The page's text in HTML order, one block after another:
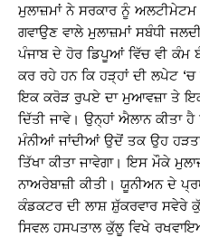
ਮੁਲਾਜ਼ਮਾਂ ਨੇ ਸਰਕਾਰ ਨੂੰ
ਗਵਾਉਣ ਵਾਲੇ ਮੁਲਾਜ਼ਮਾਂ ਸਬੰਧੀ
ਪੰਜਾਬ ਦੇ ਹੋਰ ਡਿਪੂਆਂ ਵਿੱਚ ਵੀ ਕੰਮ
ਕਰ ਰਹੇ ਹਨ ਕਿ ਹੜ੍ਹਾਂ ਦੀ ਲਪੇਟ
ਇਕ ਕਰੋੜ ਰੁਪਏ ਦਾ ਮੁਆਵਜ਼ਾ ਤੇ ਇਕ
ਦਿੱਤੀ ਜਾਵੇ। ਉਨ੍ਹਾਂ ਐਲਾਨ ਕੀਤਾ
ਮੰਨੀਆਂ ਜਾਂਦੀਆਂ ਉਦੋਂ ਤਕ ਉਹ
ਤਿੱਖਾ ਕੀਤਾ ਜਾਵੇਗਾ। ਇਸ ਮੌਕੇ
ਨਾਅਰੇਬਾਜ਼ੀ ਕੀਤੀ। ਯੂਨੀਅਨ ਦੇ
ਕੰਡਕਟਰ ਦੀ ਲਾਸ਼ ਸ਼ੁੱਕਰਵਾਰ
ਸਿਵਲ ਹਸਪਤਾਲ ਕੁੱਲੂ ਵਿਖੇ